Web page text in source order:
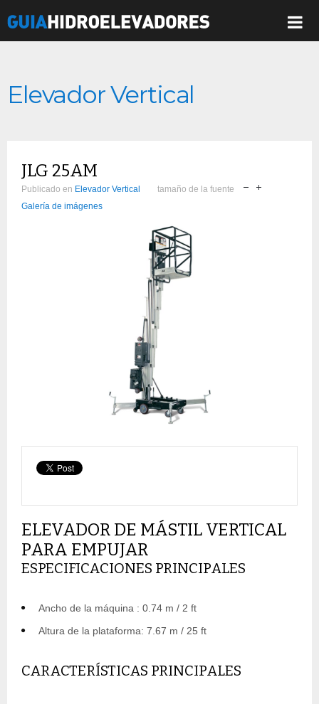
Elevador Vertical
JLG 25AM
Publicado en Elevador Vertical
tamaño de la fuente
Galería de imágenes
ELEVADOR DE MÁSTIL VERTICAL
PARA EMPUJAR
ESPECIFICACIONES PRINCIPALES
Ancho de la máquina : 0.74 m / 2 ft
Altura de la plataforma: 7.67 m / 25 ft
CARACTERÍSTICAS PRINCIPALES